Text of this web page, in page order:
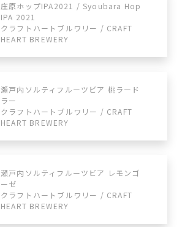
庄原ホップIPA2021 / Syoubara Hop
IPA 2021
クラフトハートブルワリー / CRAFT
HEART BREWERY
瀬戸内ソルティフルーツビア 桃ラード
ラー
クラフトハートブルワリー / CRAFT
HEART BREWERY
瀬戸内ソルティフルーツビア レモンゴ
ーゼ
クラフトハートブルワリー / CRAFT
HEART BREWERY